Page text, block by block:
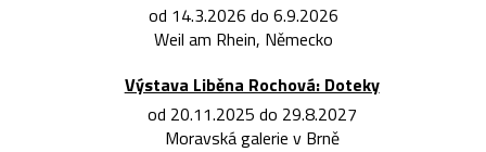
od 14.3.2026 do 6.9.2026
Weil am Rhein, Německo
Výstava Liběna Rochová: Doteky
od 20.11.2025 do 29.8.2027
Moravská galerie v Brně